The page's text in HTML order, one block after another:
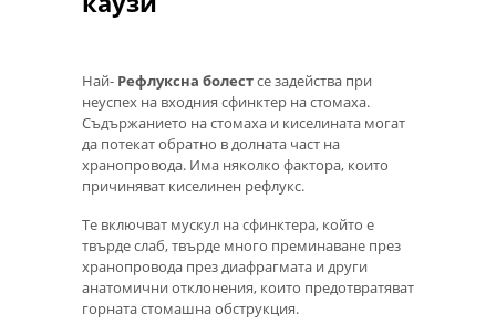
Най- Рефлуксна болестсе задейства при
неуспех на входния сфинктер на стомаха.
Съдържанието на стомаха и киселината могат
да потекат обратно в долната част на
хранопровода. Има няколко фактора, които
причиняват киселинен рефлукс.
Те включват мускул на сфинктера, който е
твърде слаб, твърде много преминаване през
хранопровода през диафрагмата и други
анатомични отклонения, които предотвратяват
горната стомашна обструкция.